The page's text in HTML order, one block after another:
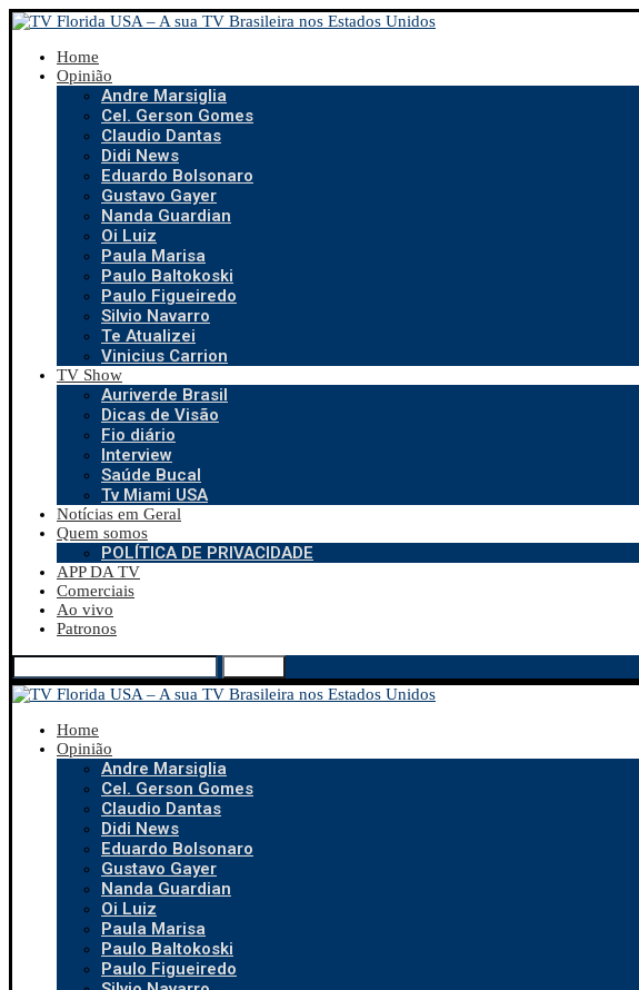
Home
Opinião
Andre Marsiglia
Cel. Gerson Gomes
Claudio Dantas
Didi News
Eduardo Bolsonaro
Gustavo Gayer
Nanda Guardian
Oi Luiz
Paula Marisa
Paulo Baltokoski
Paulo Figueiredo
Silvio Navarro
Te Atualizei
Vinicius Carrion
TV Show
Auriverde Brasil
Dicas de Visão
Fio diário
Interview
Saúde Bucal
Tv Miami USA
Notícias em Geral
Quem somos
POLÍTICA DE PRIVACIDADE
APP DA TV
Comerciais
Ao vivo
Patronos
Home
Opinião
Andre Marsiglia
Cel. Gerson Gomes
Claudio Dantas
Didi News
Eduardo Bolsonaro
Gustavo Gayer
Nanda Guardian
Oi Luiz
Paula Marisa
Paulo Baltokoski
Paulo Figueiredo